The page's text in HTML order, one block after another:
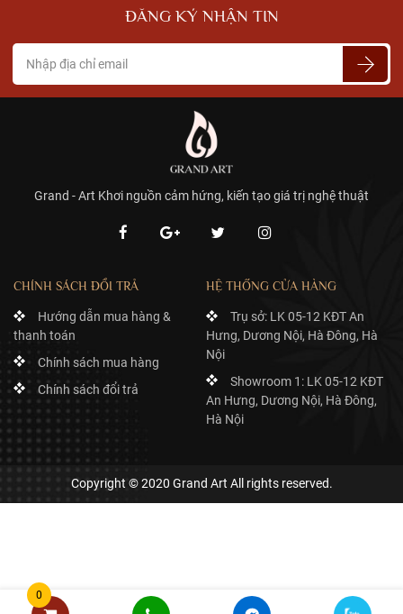
ĐĂNG KÝ NHẬN TIN
Grand - Art Khơi nguồn cảm hứng, kiến tạo giá trị nghệ thuật
CHÍNH SÁCH ĐỔI TRẢ
Hướng dẫn mua hàng &
thanh toán
Chính sách mua hàng
Chính sách đổi trả
HỆ THỐNG CỬA HÀNG
Trụ sở: LK 05-12 KĐT An
Hưng, Dương Nội, Hà Đông, Hà
Nội
Showroom 1: LK 05-12 KĐT
An Hưng, Dương Nội, Hà Đông,
Hà Nội
Copyright © 2020 Grand Art All rights reserved.
0